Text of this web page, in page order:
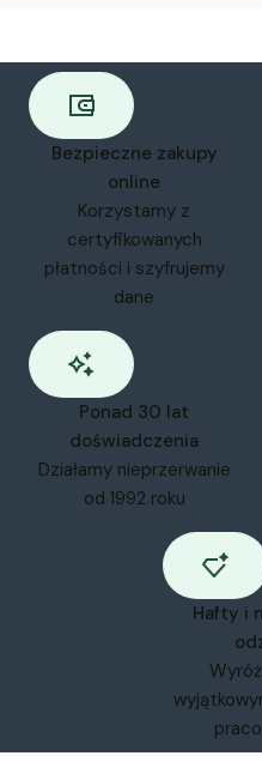
Bezpieczne zakupy
online
Korzystamy z
certyfikowanych
płatności i szyfrujemy
dane
Ponad 30 lat
doświadczenia
Działamy nieprzerwanie
od 1992 roku
Hafty i